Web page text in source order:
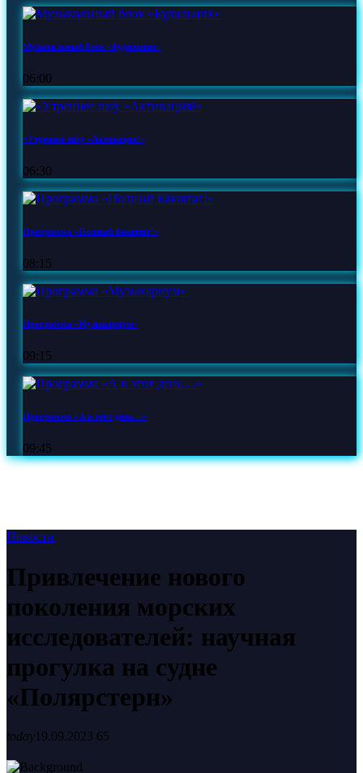
Музыкальный блок «Будильник»
06:00
«Утреннее шоу «Активация!»
06:30
Программа «Полный Бакштаг!»
08:15
Программа «Музыкариум»
09:15
Программа «А в этот день…»
09:45
Новости
Привлечение нового
поколения морских
исследователей: научная
прогулка на судне
«Полярстерн»
today19.09.2023 65